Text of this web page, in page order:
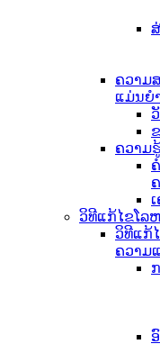
ຄວາມ
ແມ່ນຍໍ
ຄວາມ
ວິທີແກ້ໄຂໂລ
ວິທີແກ້
ຄວາມ